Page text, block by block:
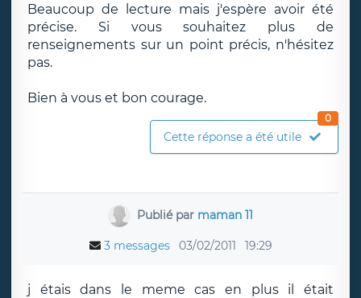
Beaucoup de lecture mais j'espère avoir été
précise. Si vous souhaitez plus de
renseignements sur un point précis, n'hésitez
pas.
Bien à vous et bon courage.
Cette réponse a été utile
0
Publié par maman 11
3 messages 03/02/2011 19:29
j étais dans le meme cas en plus il était